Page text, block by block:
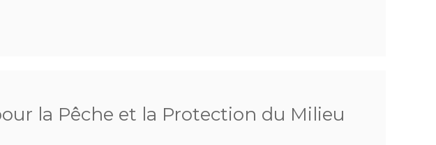
la Pêche et la Protection du Milieu